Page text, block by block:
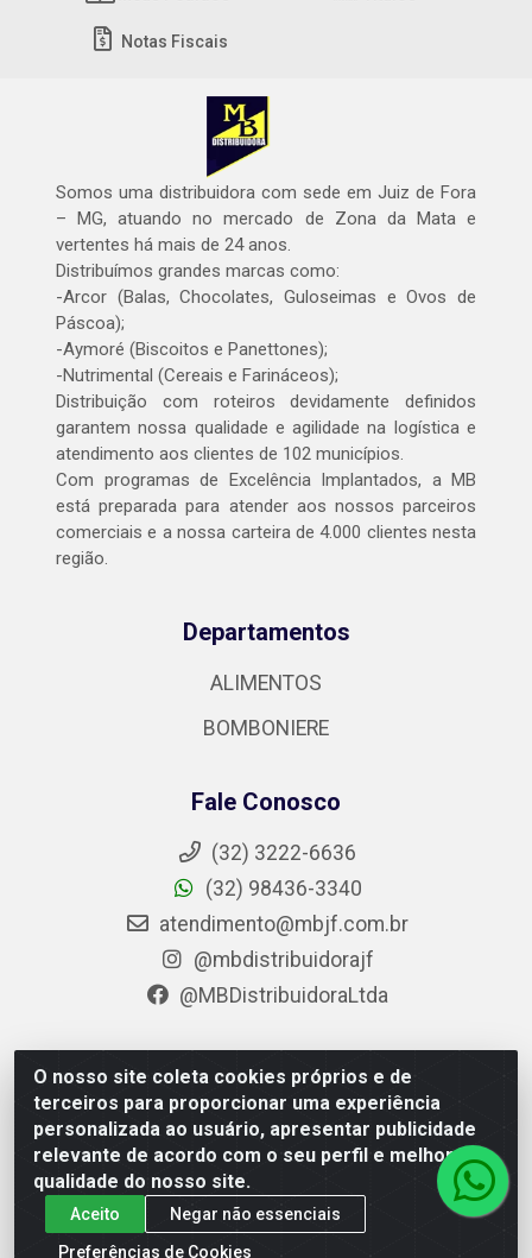
O nosso site coleta cookies próprios e de
terceiros para proporcionar uma experiência
personalizada ao usuário, apresentar publicidade
relevante de acordo com o seu perfil e melhorar a
qualidade do nosso site.
Aceito
Negar não essenciais
Preferências de Cookies
Notas Fiscais
Somos uma distribuidora com sede em Juiz de Fora
– MG, atuando no mercado de Zona da Mata e
vertentes há mais de 24 anos.
Distribuímos grandes marcas como:
-Arcor (Balas, Chocolates, Guloseimas e Ovos de
Páscoa);
-Aymoré (Biscoitos e Panettones);
-Nutrimental (Cereais e Farináceos);
Distribuição com roteiros devidamente definidos
garantem nossa qualidade e agilidade na logística e
atendimento aos clientes de 102 municípios.
Com programas de Excelência Implantados, a MB
está preparada para atender aos nossos parceiros
comerciais e a nossa carteira de 4.000 clientes nesta
região.
Departamentos
ALIMENTOS
BOMBONIERE
Fale Conosco
(32) 3222-6636
(32) 98436-3340
atendimento@mbjf.com.br
@mbdistribuidorajf
@MBDistribuidoraLtda
MB Distribuidora - Av. Presidente Juscelino Kubitschek,
11423 – Barreira do Triunfo, Juiz de Fora / MG - CEP
36092-060 - CNPJ 05.920.402/0001-28